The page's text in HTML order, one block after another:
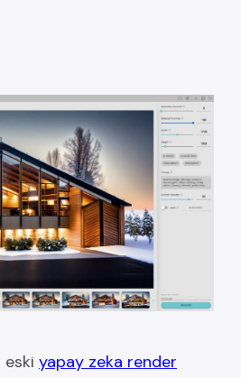
eski yapay zeka render